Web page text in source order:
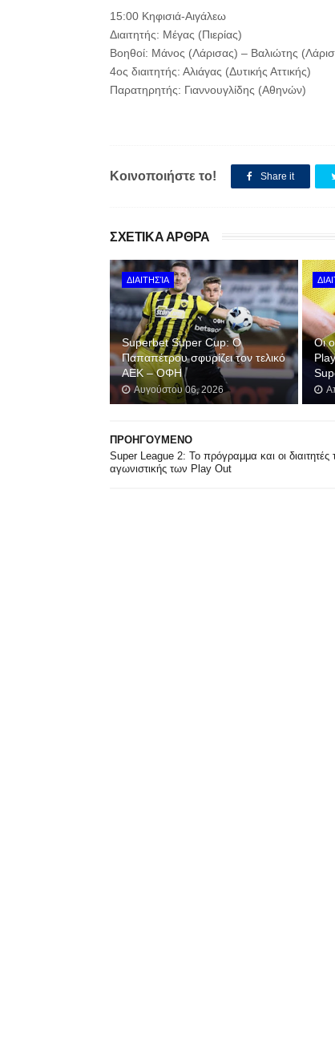
15:00 Κηφισιά-Αιγάλεω
Διαιτητής: Μέγας (Πιερίας)
Βοηθοί: Μάνος (Λάρισας) – Βαλιώτης
4ος διαιτητής: Αλιάγας (Δυτικής Αττικής)
Παρατηρητής: Γιαννουγλίδης (Αθηνών)
Κοινοποιήστε το! Share it
ΣΧΕΤΙΚΑ ΑΡΘΡΑ
ΔΙΑΙΤΗΣΊΑ
Superbet Super Cup: Ο
Παπαπέτρου σφυρίζει τον τελικό
ΑΕΚ – ΟΦΗ
Αυγούστου 06, 2026
Οι
ΠΡΟΗΓΟΥΜΕΝΟ
Super League 2: Το πρόγραμμα και οι διαιτητές
αγωνιστικής των Play Out